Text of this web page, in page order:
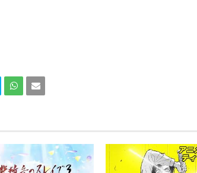
en
What
por
Email